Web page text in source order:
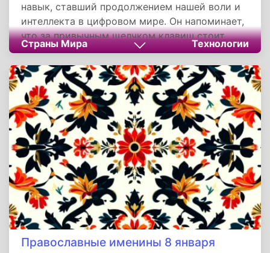
навык, ставший продолжением нашей воли и
интеллекта в цифровом мире. Он напоминает,
что за привычным щелчком клавиш стоит
долгая история оптимизации, соревнований и
стремления к эффективности. Отдавая дань
уважения скорости и точности, этот день
приглашает каждого задуматься о том, как
мы общаемся, работаем и мыслим, превращая
простой набор текста из рутины в осознанное
и даже творческое действие.
Страны Мира Технологии
Православные именины 8 января